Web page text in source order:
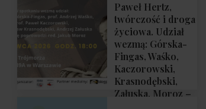
Paweł Hertz,
twórczość i droga
życiowa. Udział
wezmą: Górska-
Fingas, Waśko,
Kaczorowski,
Krasnodębski,
Załuska, Moroz –